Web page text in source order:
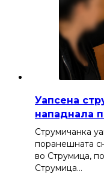
Уапсена
нападнала
Струмичанка
поранешната
во Струмица,
Струмица…